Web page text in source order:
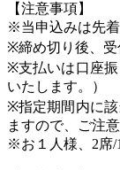
【注意事項】
※当申込みは先着
※締め切り後、受
※支払いは口座
いたします。）
※指定期間内に該
ますので、ご注
※お１人様、2席/